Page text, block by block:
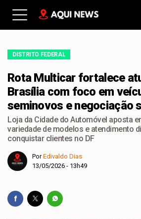
DISTRITO FEDERAL
Rota Multicar fortalece
Brasília com foco em
seminovos e negociação
Loja da Cidade do Automóvel aposta
variedade de modelos e atendimento
conquistar clientes no DF
PorEdivaldo Dias
13/05/2026 - 13h49